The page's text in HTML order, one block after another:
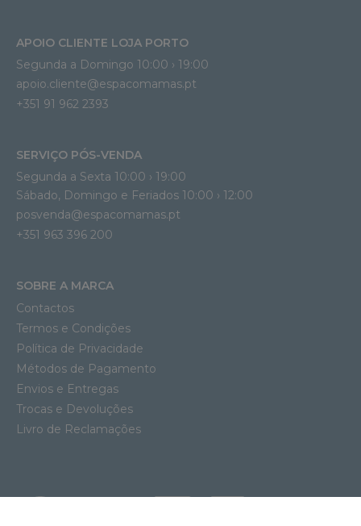
APOIO CLIENTE LOJA PORTO
Segunda a Domingo 10:00 › 19:00
apoio.cliente@espacomamas.pt
+351 91 962 2393
SERVIÇO PÓS-VENDA
Segunda a Sexta 10:00 › 19:00
Sábado, Domingo e Feriados 10:00 › 12:00
posvenda@espacomamas.pt
+351 963 396 200
SOBRE A MARCA
Contactos
Termos e Condições
Política de Privacidade
Métodos de Pagamento
Envios e Entregas
Trocas e Devoluções
Livro de Reclamações